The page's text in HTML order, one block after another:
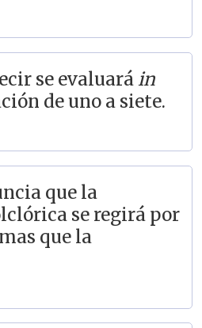
se evaluaráin
de uno a siete.
que la
se regirá por
que la